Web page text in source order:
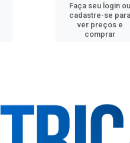
Faça seu login ou
cadastre-se para
ver preços e
comprar